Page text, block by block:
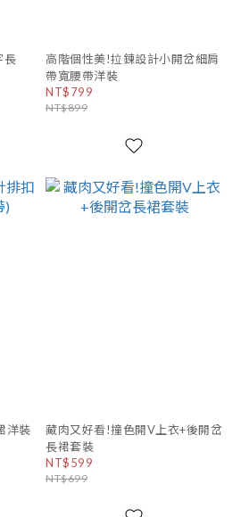
長
高階個性美!拉鍊設計小開岔細肩
帶寬腰帶洋裝
NT$799
NT$899
洋裝
藏肉又好看!撞色開V上衣+後開岔
長裙套裝
NT$599
NT$699